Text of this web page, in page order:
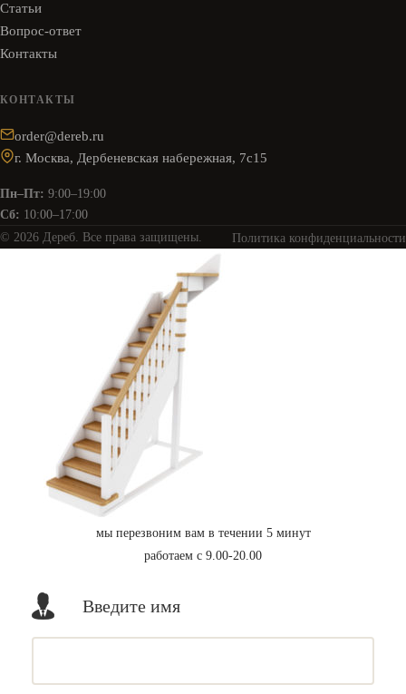
Статьи
Вопрос-ответ
Контакты
КОНТАКТЫ
order@dereb.ru
г. Москва, Дербеневская набережная, 7с15
Пн–Пт: 9:00–19:00
Сб: 10:00–17:00
© 2026 Дереб. Все права защищены.
Политика конфиденциальности
мы перезвоним вам в течении 5 минут
работаем с 9.00-20.00
Введите имя